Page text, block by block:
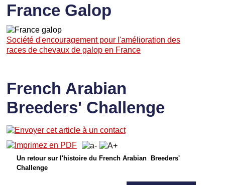
France Galop
Société d'encouragement pour l'amélioration des
races de chevaux de galop en France
French Arabian
Breeders' Challenge
Un retour sur l'histoire du French Arabian Breeders'
Challenge